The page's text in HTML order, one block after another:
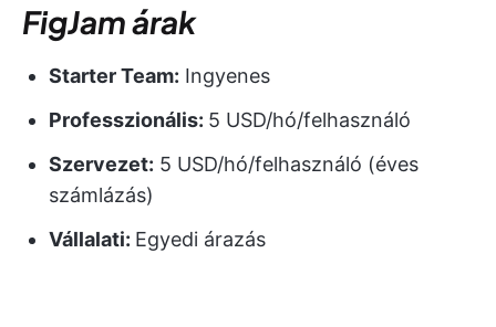
FigJam árak
Starter Team: Ingyenes
Professzionális: 5 USD/hó/felhasználó
Szervezet: 5 USD/hó/felhasználó (éves
számlázás)
Vállalati: Egyedi árazás